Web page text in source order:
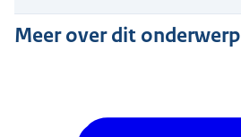
Meer over dit onderwerp